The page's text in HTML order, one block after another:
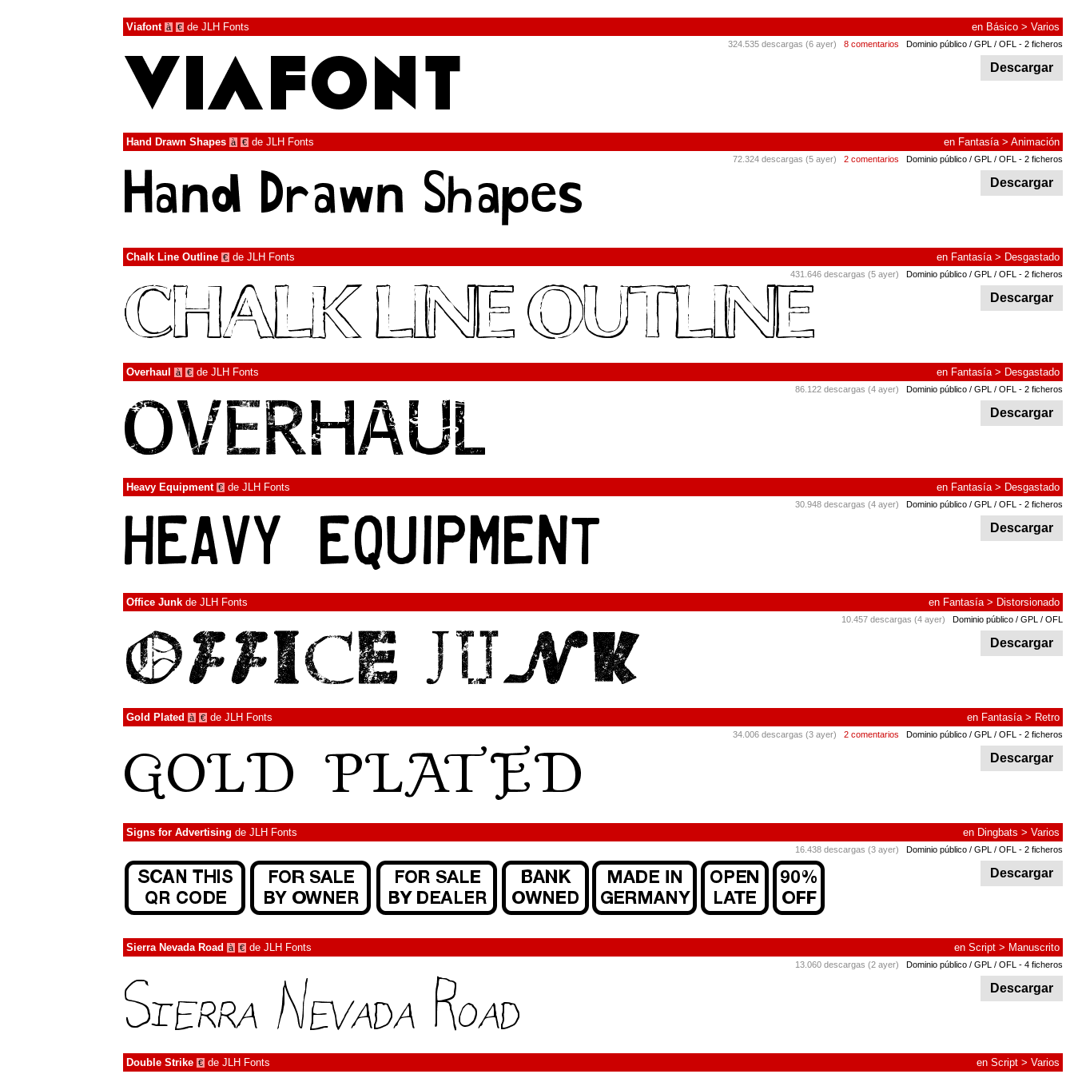
Viafont à € de JLH Fonts en Básico > Varios
324.535 descargas (6 ayer) 8 comentarios Dominio público / GPL / OFL - 2 ficheros
Descargar
Hand Drawn Shapes à € de JLH Fonts en Fantasía> Animación
72.324 descargas (5 ayer) 2 comentarios Dominio público / GPL / OFL - 2 ficheros
Descargar
Chalk Line Outline € de JLH Fonts en Fantasía> Desgastado
431.646 descargas (5 ayer) Dominio público / GPL / OFL - 2 ficheros
Descargar
Overhaul à € de JLH Fonts en Fantasía> Desgastado
86.122 descargas (4 ayer) Dominio público / GPL / OFL - 2 ficheros
Descargar
Heavy Equipment € de JLH Fonts en Fantasía> Desgastado
30.948 descargas (4 ayer) Dominio público / GPL / OFL - 2 ficheros
Descargar
Office Junk de JLH Fonts en Fantasía> Distorsionado
10.457 descargas (4 ayer) Dominio público / GPL / OFL
Descargar
Gold Plated à € de JLH Fonts en Fantasía> Retro
34.006 descargas (3 ayer) 2 comentarios Dominio público / GPL / OFL - 2 ficheros
Descargar
Signs for Advertising de JLH Fonts en Dingbats > Varios
16.438 descargas (3 ayer) Dominio público / GPL / OFL - 2 ficheros
Descargar
Sierra Nevada Road à € de JLH Fonts en Script > Manuscrito
13.060 descargas (2 ayer) Dominio público / GPL / OFL - 4 ficheros
Descargar
Double Strike € de JLH Fonts en Script > Varios